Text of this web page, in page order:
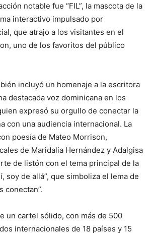
notable fue “FIL”, la mascota de la
interactivo impulsado por
que atrajo a los visitantes en el
uno de los favoritos del público
incluyó un homenaje a la escritora
destacada voz dominicana en los
expresó su orgullo de conectar la
con una audiencia internacional. La
poesía de Mateo Morrison,
de Maridalia Hernández y Adalgisa
de listón con el tema principal de la
soy de allá”, que simboliza el lema de
conectan”.
un cartel sólido, con más de 500
internacionales de 18 países y 15